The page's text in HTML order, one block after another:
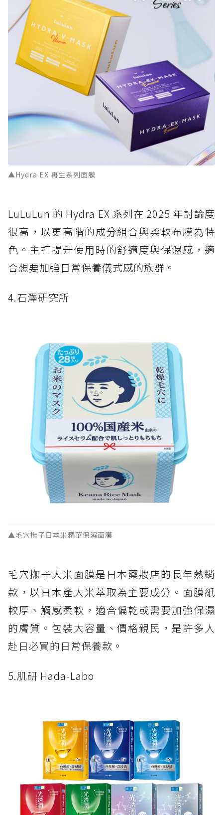
▲Hydra EX 再生系列面膜
LuLuLun 的 Hydra EX 系列在 2025 年討論度
很高，以更高階的成分組合與柔軟布膜為特
色。主打提升使用時的舒適度與保濕感，適
合想要加強日常保養儀式感的族群。
4.石澤研究所
▲毛穴撫子日本米精華保濕面膜
毛穴撫子大米面膜是日本藥妝店的長年熱銷
款，以日本產大米萃取為主要成分。面膜紙
較厚、觸感柔軟，適合偏乾或需要加強保濕
的膚質。包裝大容量、價格親民，是許多人
赴日必買的日常保養款。
5.肌研 Hada-Labo